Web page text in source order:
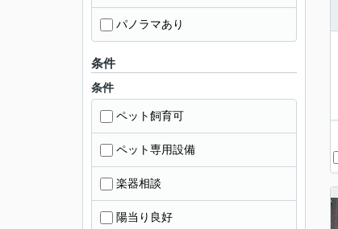
パノラマあり
条件
条件
ペット飼育可
ペット専用設備
楽器相談
陽当り良好